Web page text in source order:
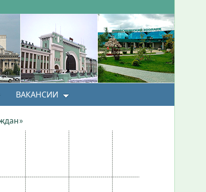
ВАКАНСИИ